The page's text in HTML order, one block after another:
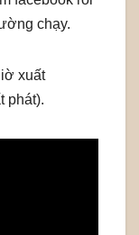
chạy.
xuất
phát).